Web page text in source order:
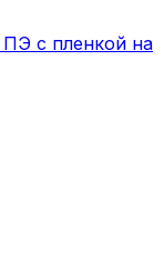
с пленкой на